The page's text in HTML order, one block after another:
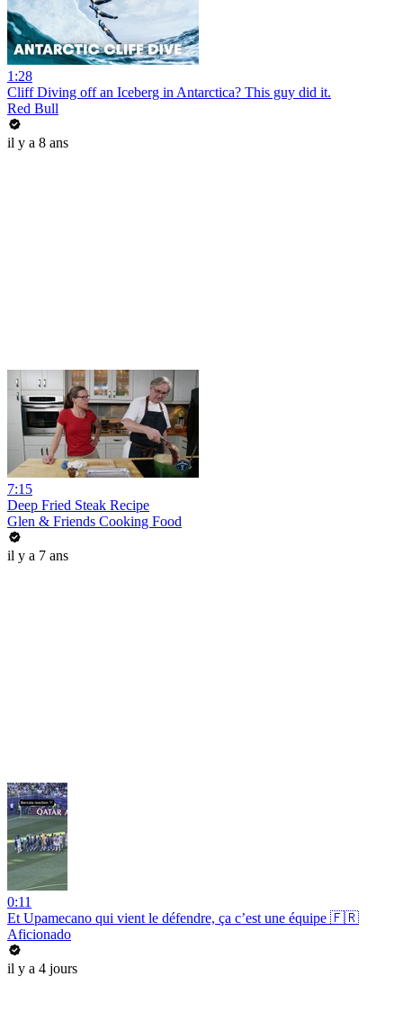
1:28
Cliff Diving off an Iceberg in Antarctica? This guy did it.
Red Bull
il y a 8 ans
7:15
Deep Fried Steak Recipe
Glen & Friends Cooking Food
il y a 7 ans
0:11
Et Upamecano qui vient le défendre, ça c’est une équipe 🇫🇷
Aficionado
il y a 4 jours